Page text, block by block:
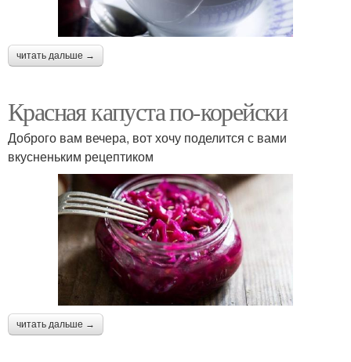
читать дальше →
Красная капуста по-корейски
Доброго вам вечера, вот хочу поделится с вами
вкусненьким рецептиком
читать дальше →